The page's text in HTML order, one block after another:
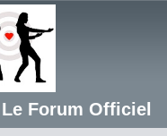
Forum Officiel